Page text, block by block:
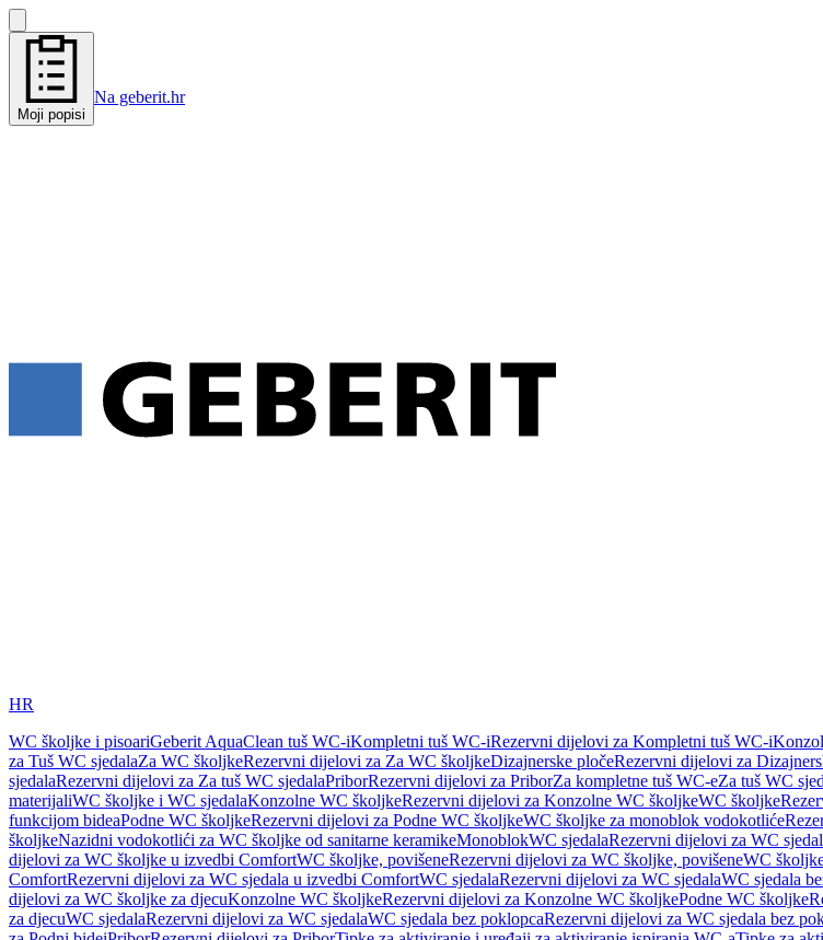
Moji popisi
Na geberit.hr
HR
WC školjke i pisoariGeberit AquaClean tuš WC-iKompletni tuš WC-iRezervni dijelovi za Kompletni tuš WC-i
za Tuš WC sjedalaZa WC školjkeRezervni dijelovi za Za WC školjkeDizajnerske pločeRezervni dijelovi za
sjedalaRezervni dijelovi za Za tuš WC sjedalaPriborRezervni dijelovi za PriborZa kompletne tuš WC-eZa tuš WC
materijaliWC školjke i WC sjedalaKonzolne WC školjkeRezervni dijelovi za Konzolne WC školjkeWC školjke
funkcijom bideaPodne WC školjkeRezervni dijelovi za Podne WC školjkeWC školjke za monoblok vodokotliće
školjkeNazidni vodokotlići za WC školjke od sanitarne keramikeMonoblokWC sjedalaRezervni dijelovi za WC
dijelovi za WC školjke u izvedbi ComfortWC školjke, povišeneRezervni dijelovi za WC školjke, povišeneWC
ComfortRezervni dijelovi za WC sjedala u izvedbi ComfortWC sjedalaRezervni dijelovi za WC sjedalaWC sjedala
dijelovi za WC školjke za djecuKonzolne WC školjkeRezervni dijelovi za Konzolne WC školjkePodne WC školjke
za djecuWC sjedalaRezervni dijelovi za WC sjedalaWC sjedala bez poklopcaRezervni dijelovi za WC sjedala bez